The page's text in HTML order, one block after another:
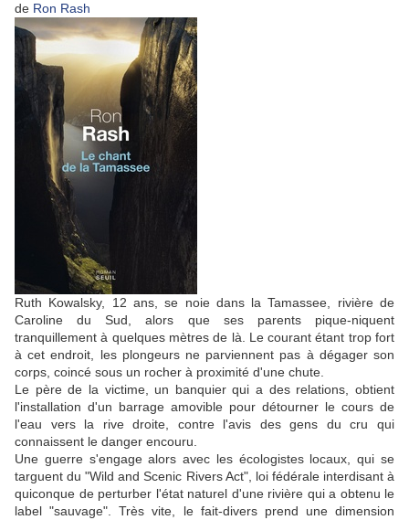
de Ron Rash
Ruth Kowalsky, 12 ans, se noie dans la Tamassee, rivière de
Caroline du Sud, alors que ses parents pique-niquent
tranquillement à quelques mètres de là. Le courant étant trop fort
à cet endroit, les plongeurs ne parviennent pas à dégager son
corps, coincé sous un rocher à proximité d'une chute.
Le père de la victime, un banquier qui a des relations, obtient
l'installation d'un barrage amovible pour détourner le cours de
l'eau vers la rive droite, contre l'avis des gens du cru qui
connaissent le danger encouru.
Une guerre s'engage alors avec les écologistes locaux, qui se
targuent du "Wild and Scenic Rivers Act", loi fédérale interdisant à
quiconque de perturber l'état naturel d'une rivière qui a obtenu le
label "sauvage". Très vite, le fait-divers prend une dimension